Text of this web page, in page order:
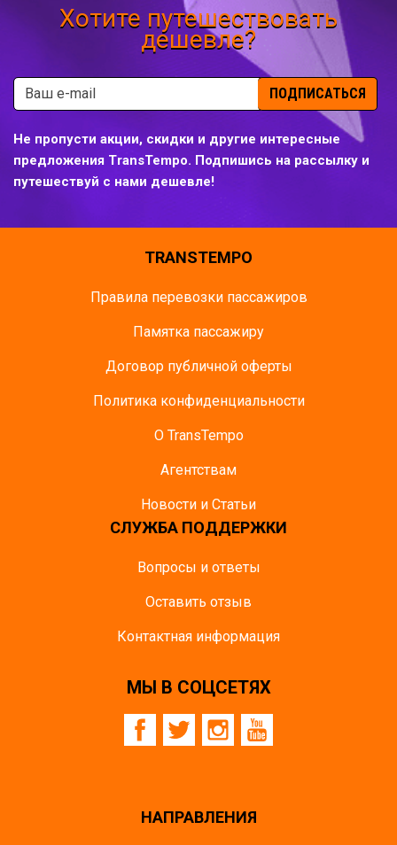
Хотите путешествовать
дешевле?
ПОДПИСАТЬСЯ
Не пропусти акции, скидки и другие интересные
предложения TransTempo. Подпишись на рассылку и
путешествуй с нами дешевле!
TRANSTEMPO
Правила перевозки пассажиров
Памятка пасcажиру
Договор публичной оферты
Политика конфиденциальности
О TransTempo
Агентствам
Новости и Статьи
СЛУЖБА ПОДДЕРЖКИ
Вопросы и ответы
Оставить отзыв
Контактная информация
МЫ В СОЦСЕТЯХ
НАПРАВЛЕНИЯ